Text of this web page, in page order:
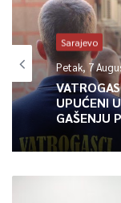
Sarajevo
Petak, 7
UPUĆENI
GAŠENJU